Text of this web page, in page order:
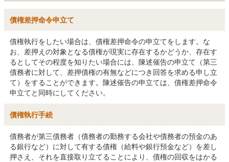
債権差押命令申立て
債権執行をしたい場合は、債権差押命令の申立てをします。な
お、差押えの対象となる債権が現実に存在するかどうか、存在す
るとしてその程度を知りたい場合には、陳述催告の申立て（第三
債務者に対して、差押債権の有無などにつき回答を求める申し立
て）をすることができます。陳述催告の申立ては、債権差押命令
申立てと同時にしてください。
債権執行手続
債務者が第三債務者（債務者の勤務する会社や債務者の預金のあ
る銀行など）に対して有する債権（給料や銀行預金など）を差し
押さえ、それを直接取り立てることにより、債権の回収をはかる